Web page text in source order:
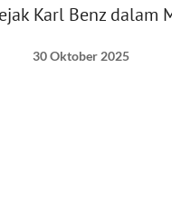
Karl Benz
30 Oktober 2025